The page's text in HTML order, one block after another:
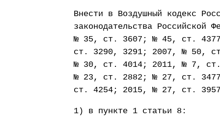
Внести в Воздушный кодекс
законодательства
№ 35, ст. 3607; № 45, ст.
ст. 3290, 3291; 2007, № 50,
№ 30, ст. 4014; 2011, № 7,
№ 23, ст. 2882; № 27, ст.
ст. 4254; 2015, № 27, ст.
1) в пункте 1 статьи 8: